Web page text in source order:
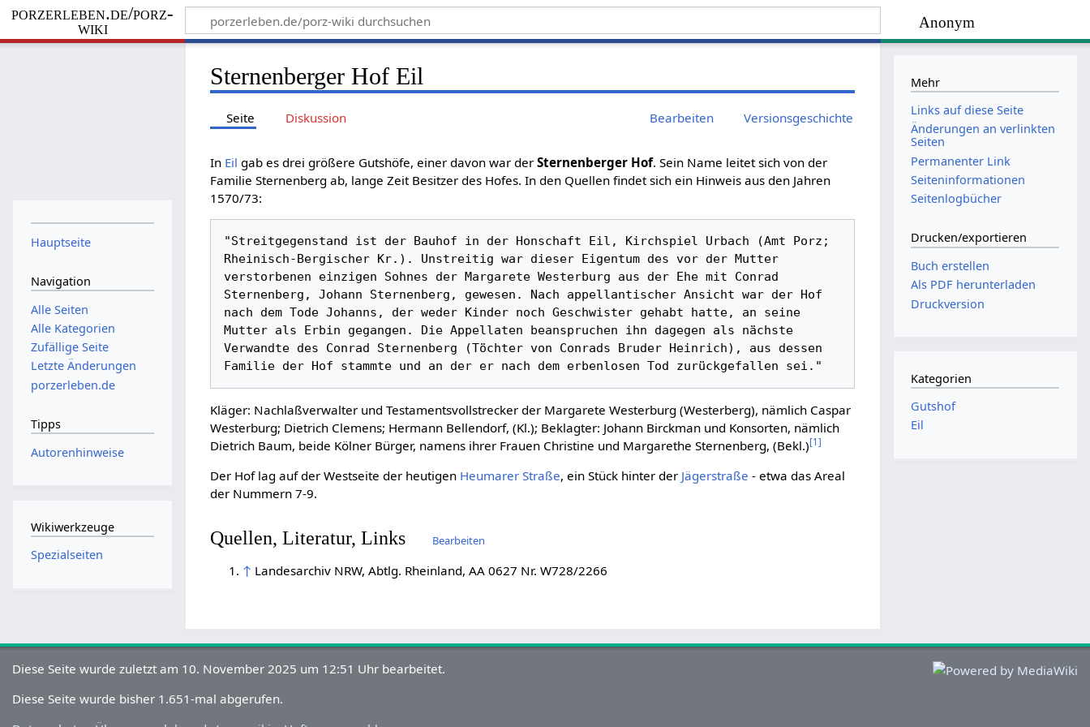
Anonym
porzerleben.de/porz-
wiki
Sternenberger Hof Eil
Seite Diskussion Bearbeiten Versionsgeschichte
In Eil gab es drei größere Gutshöfe, einer davon war derSternenberger Hof. Sein Name leitet sich von der
Familie Sternenberg ab, lange Zeit Besitzer des Hofes. In den Quellen findet sich ein Hinweis aus den Jahren
1570/73:
"Streitgegenstand ist der Bauhof in der Honschaft Eil, Kirchspiel Urbach (Amt Porz;
Rheinisch-Bergischer Kr.). Unstreitig war dieser Eigentum des vor der Mutter
verstorbenen einzigen Sohnes der Margarete Westerburg aus der Ehe mit Conrad
Sternenberg, Johann Sternenberg, gewesen. Nach appellantischer Ansicht war der Hof
nach dem Tode Johanns, der weder Kinder noch Geschwister gehabt hatte, an seine
Mutter als Erbin gegangen. Die Appellaten beanspruchen ihn dagegen als nächste
Verwandte des Conrad Sternenberg (Töchter von Conrads Bruder Heinrich), aus dessen
Kläger: Nachlaßverwalter und Testamentsvollstrecker der Margarete Westerburg (Westerberg), nämlich Caspar
Westerburg; Dietrich Clemens; Hermann Bellendorf, (Kl.); Beklagter: Johann Birckman und Konsorten, nämlich
Dietrich Baum, beide Kölner Bürger, namens ihrer Frauen Christine und Margarethe Sternenberg, (Bekl.)[1]
Der Hof lag auf der Westseite der heutigen Heumarer Straße, ein Stück hinter der Jägerstraße - etwa das Areal
der Nummern 7-9.
Quellen, Literatur, Links Bearbeiten
↑ Landesarchiv NRW, Abtlg. Rheinland, AA 0627 Nr. W728/2266
Hauptseite
Navigation
Alle Seiten
Alle Kategorien
Zufällige Seite
Letzte Änderungen
porzerleben.de
Tipps
Autorenhinweise
Wikiwerkzeuge
Spezialseiten
Mehr
Links auf diese Seite
Änderungen an verlinkten
Seiten
Permanenter Link
Seiten­­informationen
Seitenlogbücher
Drucken/­exportieren
Buch erstellen
Als PDF herunterladen
Druckversion
Kategorien
Gutshof
Eil
Diese Seite wurde zuletzt am 10. November 2025 um 12:51 Uhr bearbeitet.
Diese Seite wurde bisher 1.651-mal abgerufen.